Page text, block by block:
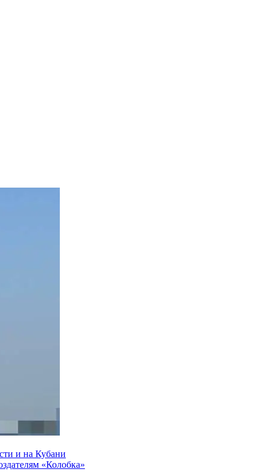
и на Кубани
«Колобка»